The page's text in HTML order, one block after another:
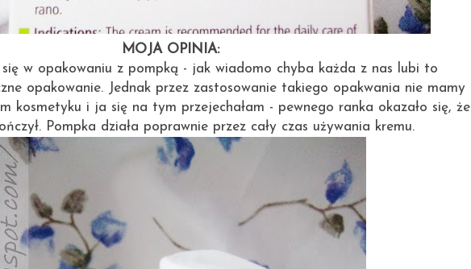
MOJA OPINIA:
się w opakowaniu z pompką - jak wiadomo chyba każda z nas lubi to
opakowanie. Jednak przez zastosowanie takiego opakwania nie mamy
kosmetyku i ja się na tym przejechałam - pewnego ranka okazało się, że
Pompka działa poprawnie przez cały czas używania kremu.